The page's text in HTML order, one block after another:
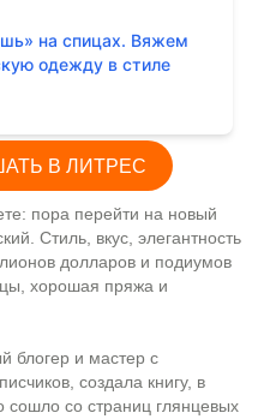
на спицах. Вяжем
одежду в стиле
В ЛИТРЕС
пора перейти на новый
Стиль, вкус, элегантность
долларов и подиумов
хорошая пряжа и
блогер и мастер с
создала книгу, в
сошло со страниц глянцевых